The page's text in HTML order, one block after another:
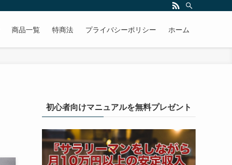
商品一覧 特商法 プライバシーポリシー ホーム
初心者向けマニュアルを無料プレゼント